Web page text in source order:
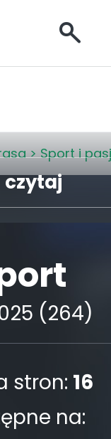
> Sport i
czytaj
(264)
stron: 16
na: